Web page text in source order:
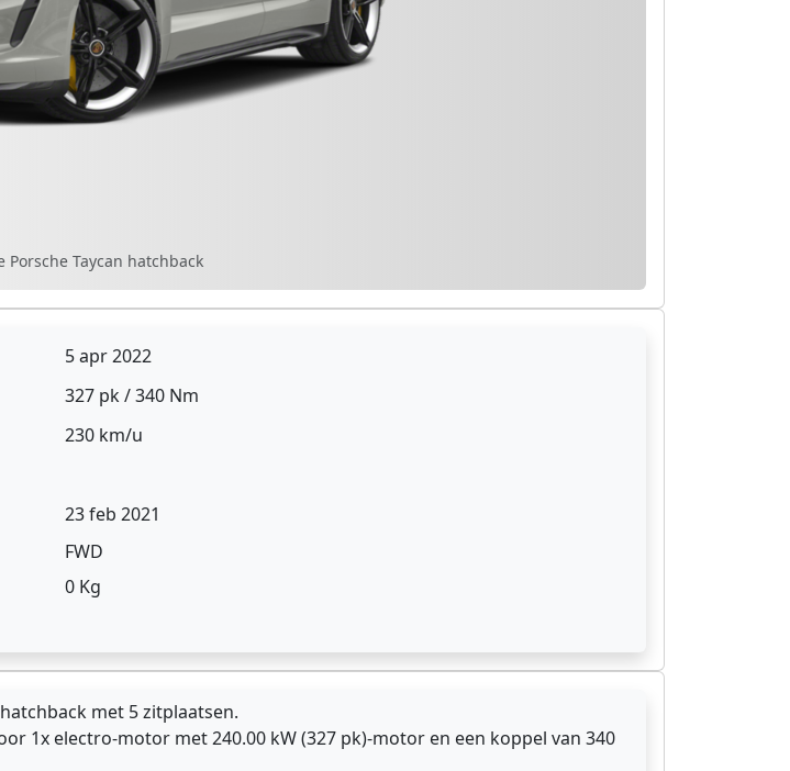
Porsche Taycan hatchback
5 apr 2022
327 pk / 340 Nm
230 km/u
23 feb 2021
FWD
0 Kg
hatchback met 5 zitplaatsen.
1x electro-motor met 240.00 kW (327 pk)-motor en een koppel van 340